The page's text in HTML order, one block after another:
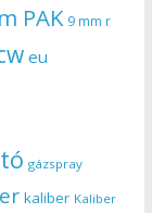
PAK 9 mm r
eu
gázspray
kaliber Kaliber